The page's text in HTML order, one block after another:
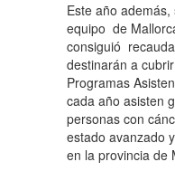
Este año
equipo de
consiguió
destinarán a
Programas
cada año asisten
personas con
estado avanzado
en la provincia de